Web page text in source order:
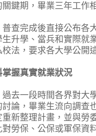
鍵期，畢業三年工作
查完成後直接公布各
升學、當兵和實際就
法，要求各大學公開
掌握真實就業狀況
過去一段時間各界對大
討論，畢業生流向調查
新整理計畫，並與勞
勞保、公保或軍保資